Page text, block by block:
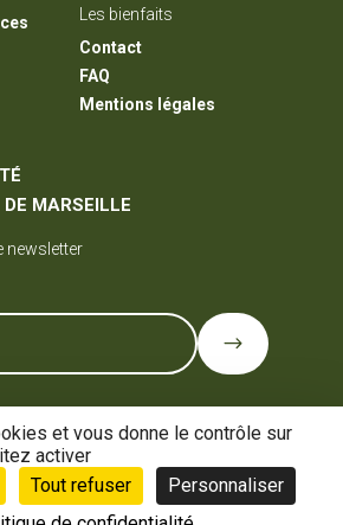
Les bienfaits
Contact
FAQ
Mentions légales
MARSEILLE
newsletter
$
et vous donne le contrôle sur
activer
Tout refuser
Personnaliser